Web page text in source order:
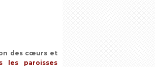
des cœurs et
paroisses